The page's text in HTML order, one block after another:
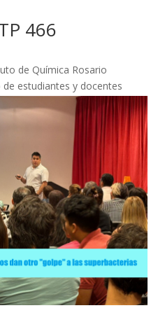
466
de Química Rosario
estudiantes y docentes
de Rosario. La...